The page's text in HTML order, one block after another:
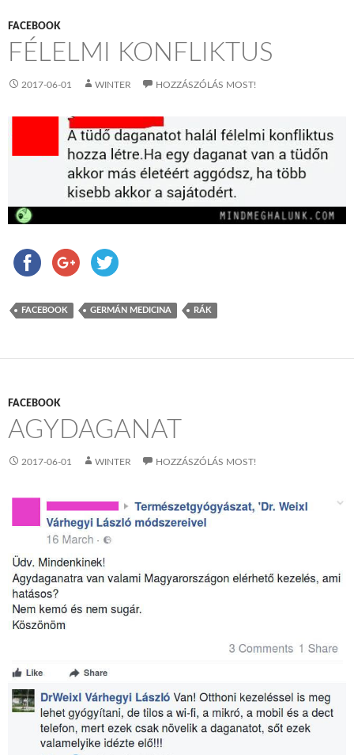
FACEBOOK
FÉLELMI KONFLIKTUS
2017-06-01 WINTER HOZZÁSZÓLÁS MOST!
FACEBOOK GERMÁN MEDICINA RÁK
FACEBOOK
AGYDAGANAT
2017-06-01 WINTER HOZZÁSZÓLÁS MOST!